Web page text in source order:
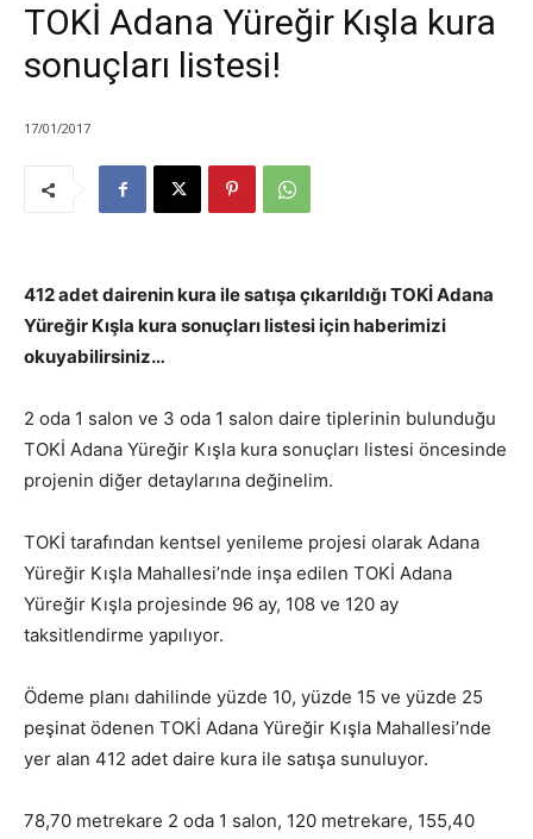
TOKİ Adana Yüreğir Kışla kura
sonuçları listesi!
17/01/2017
412 adet dairenin kura ile satışa çıkarıldığı TOKİ Adana
Yüreğir Kışla kura sonuçları listesi için haberimizi
okuyabilirsiniz…
2 oda 1 salon ve 3 oda 1 salon daire tiplerinin bulunduğu
TOKİ Adana Yüreğir Kışla kura sonuçları listesi öncesinde
projenin diğer detaylarına değinelim.
TOKİ tarafından kentsel yenileme projesi olarak Adana
Yüreğir Kışla Mahallesi’nde inşa edilen TOKİ Adana
Yüreğir Kışla projesinde 96 ay, 108 ve 120 ay
taksitlendirme yapılıyor.
Ödeme planı dahilinde yüzde 10, yüzde 15 ve yüzde 25
peşinat ödenen TOKİ Adana Yüreğir Kışla Mahallesi’nde
yer alan 412 adet daire kura ile satışa sunuluyor.
78,70 metrekare 2 oda 1 salon, 120 metrekare, 155,40